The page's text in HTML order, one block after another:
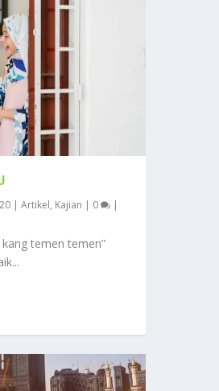
|Artikel, Kajian | 0 |
temen temen”